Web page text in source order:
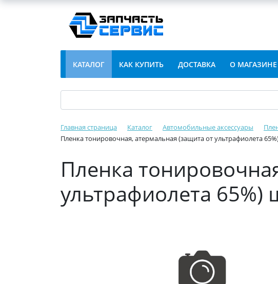
КАТАЛОГ КАК КУПИТЬ ДОСТАВКА О МАГАЗИНЕ
Главная страница Каталог Автомобильные аксессуары
Пленка тонировочная, атермальная (защита от ультрафиолета
Пленка
ультрафиолета